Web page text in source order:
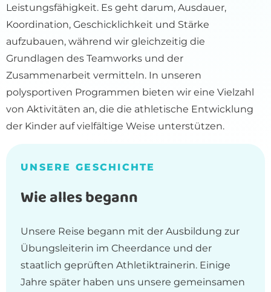
Leistungsfähigkeit. Es geht darum, Ausdauer,
Koordination, Geschicklichkeit und Stärke
aufzubauen, während wir gleichzeitig die
Grundlagen des Teamworks und der
Zusammenarbeit vermitteln. In unseren
polysportiven Programmen bieten wir eine Vielzahl
von Aktivitäten an, die die athletische Entwicklung
der Kinder auf vielfältige Weise unterstützen.
UNSERE GESCHICHTE
Wie alles begann
Unsere Reise begann mit der Ausbildung zur
Übungsleiterin im Cheerdance und der
staatlich geprüften Athletiktrainerin. Einige
Jahre später haben uns unsere gemeinsamen